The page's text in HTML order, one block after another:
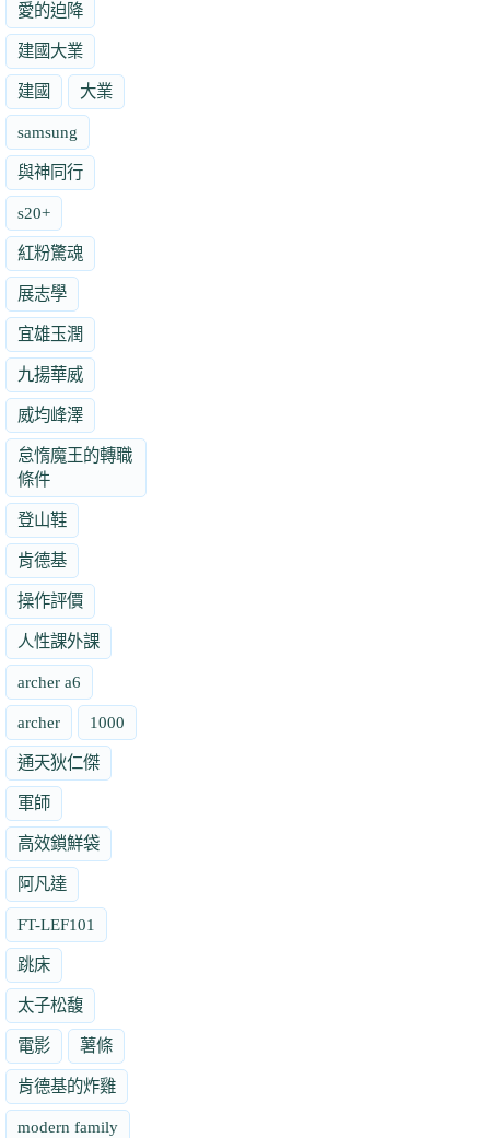
愛的迫降
建國大業
建國 大業
samsung
與神同行
s20+
紅粉驚魂
展志學
宜雄玉潤
九揚華威
威均峰澤
怠惰魔王的轉職
條件
登山鞋
肯德基
操作評價
人性課外課
archer a6
archer 1000
通天狄仁傑
軍師
高效鎖鮮袋
阿凡達
FT-LEF101
跳床
太子松馥
電影 薯條
肯德基的炸雞
modern family